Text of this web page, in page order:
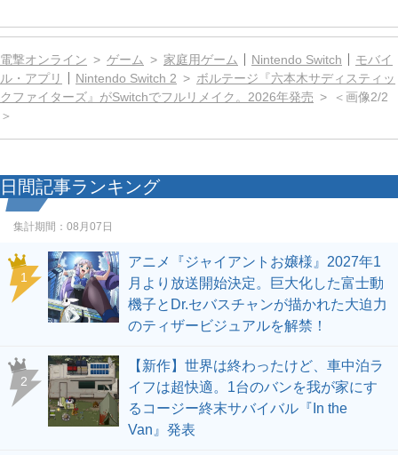
電撃オンライン ゲーム 家庭用ゲーム Nintendo Switch
モバイ
ル・アプリ
Nintendo Switch 2
ボルテージ『六本木サディスティッ
クファイターズ』がSwitchでフルリメイク。2026年発売
＜画像2/2
＞
日間記事ランキング
集計期間： 08月07日
1
アニメ『ジャイアントお嬢様』2027年1
月より放送開始決定。巨大化した富士動
機子とDr.セバスチャンが描かれた大迫力
のティザービジュアルを解禁！
2
【新作】世界は終わったけど、車中泊ラ
イフは超快適。1台のバンを我が家にす
るコージー終末サバイバル『In the
Van』発表